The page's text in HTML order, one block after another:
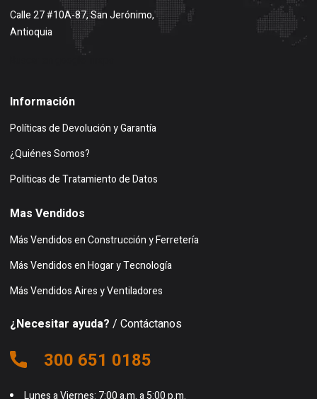
Calle 27 #10A-87, San Jerónimo,
Antioquia
Información
Políticas de Devolución y Garantía
¿Quiénes Somos?
Politicas de Tratamiento de Datos
Mas Vendidos
Más Vendidos en Construcción y Ferretería
Más Vendidos en Hogar y Tecnología
Más Vendidos Aires y Ventiladores
¿Necesitar ayuda? / Contáctanos
300 651 0185
Lunes a Viernes: 7:00 a.m. a 5:00 p.m.